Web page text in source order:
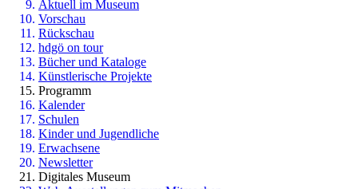
Aktuell im Museum
Vorschau
Rückschau
hdgö on tour
Bücher und Kataloge
Künstlerische Projekte
Programm
Kalender
Schulen
Kinder und Jugendliche
Erwachsene
Newsletter
Digitales Museum